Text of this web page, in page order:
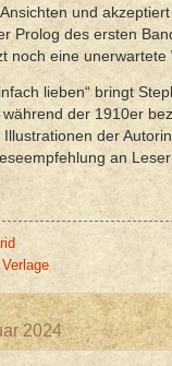
und
Prolog des ersten
noch eine unerwartete
lieben“ bringt
während der 1910er
der
an
2024